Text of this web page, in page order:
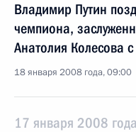
Владимир Путин
чемпиона,
Анатолия Колесова
18 января 2008 года, 09:00
17 января 2008